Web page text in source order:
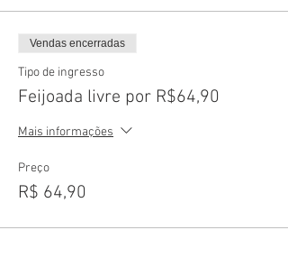
Vendas encerradas
Tipo de ingresso
Feijoada livre por R$64,90
Mais informações
Preço
R$ 64,90